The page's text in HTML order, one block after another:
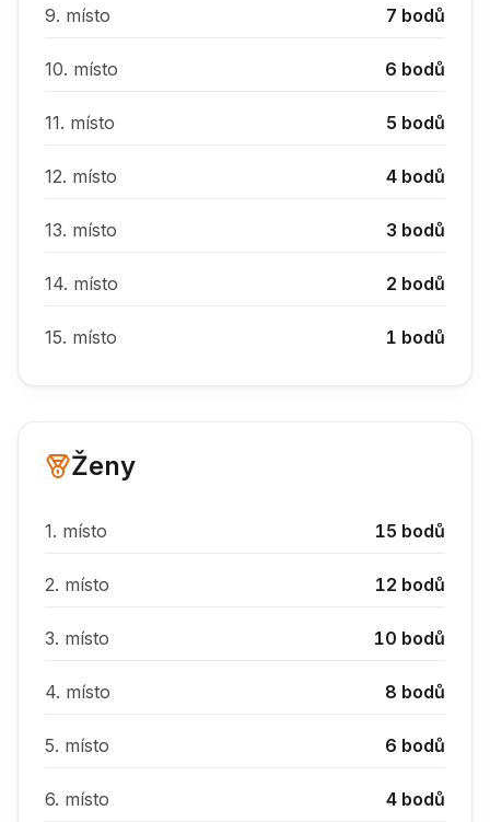
9. místo 7 bodů
10. místo 6 bodů
11. místo 5 bodů
12. místo 4 bodů
13. místo 3 bodů
14. místo 2 bodů
15. místo 1 bodů
Ženy
1. místo 15 bodů
2. místo 12 bodů
3. místo 10 bodů
4. místo 8 bodů
5. místo 6 bodů
6. místo 4 bodů